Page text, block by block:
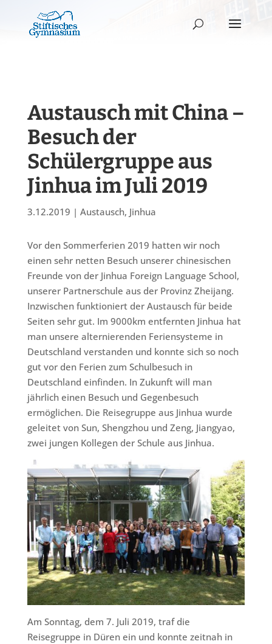
Austausch mit China –
Besuch der
Schülergruppe aus
Jinhua im Juli 2019
3.12.2019 | Austausch, Jinhua
Vor den Sommerferien 2019 hatten wir noch
einen sehr netten Besuch unserer chinesischen
Freunde von der Jinhua Foreign Language School,
unserer Partnerschule aus der Provinz Zheijang.
Inzwischen funktioniert der Austausch für beide
Seiten sehr gut. Im 9000km entfernten Jinhua hat
man unsere alternierenden Feriensysteme in
Deutschland verstanden und konnte sich so noch
gut vor den Ferien zum Schulbesuch in
Deutschland einfinden. In Zukunft will man
jährlich einen Besuch und Gegenbesuch
ermöglichen. Die Reisegruppe aus Jinhua wurde
geleitet von Sun, Shengzhou und Zeng, Jiangyao,
zwei jungen Kollegen der Schule aus Jinhua.
Am Sonntag, dem 7. Juli 2019, traf die
Reisegruppe in Düren ein und konnte zeitnah in